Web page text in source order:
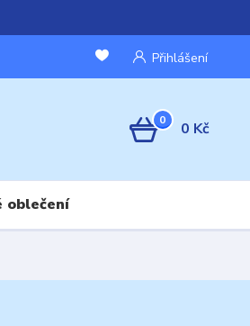
Přihlášení
0 0 Kč
oblečení